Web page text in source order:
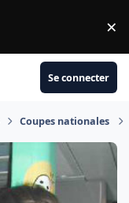
×
Se connecter
Coupes nationales